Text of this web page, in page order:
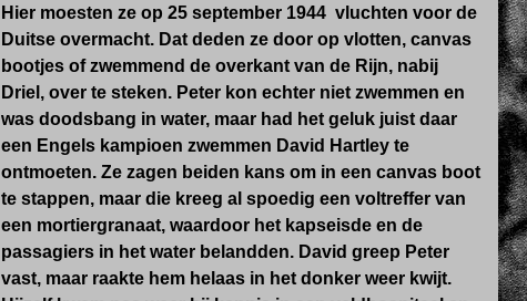
Hier moesten ze op 25 september 1944 vluchten voor de
Duitse overmacht. Dat deden ze door op vlotten, canvas
bootjes of zwemmend de overkant van de Rijn, nabij
Driel, over te steken. Peter kon echter niet zwemmen en
was doodsbang in water, maar had het geluk juist daar
een Engels kampioen zwemmen David Hartley te
ontmoeten. Ze zagen beiden kans om in een canvas boot
te stappen, maar die kreeg al spoedig een voltreffer van
een mortiergranaat, waardoor het kapseisde en de
passagiers in het water belandden. David greep Peter
vast, maar raakte hem helaas in het donker weer kwijt.